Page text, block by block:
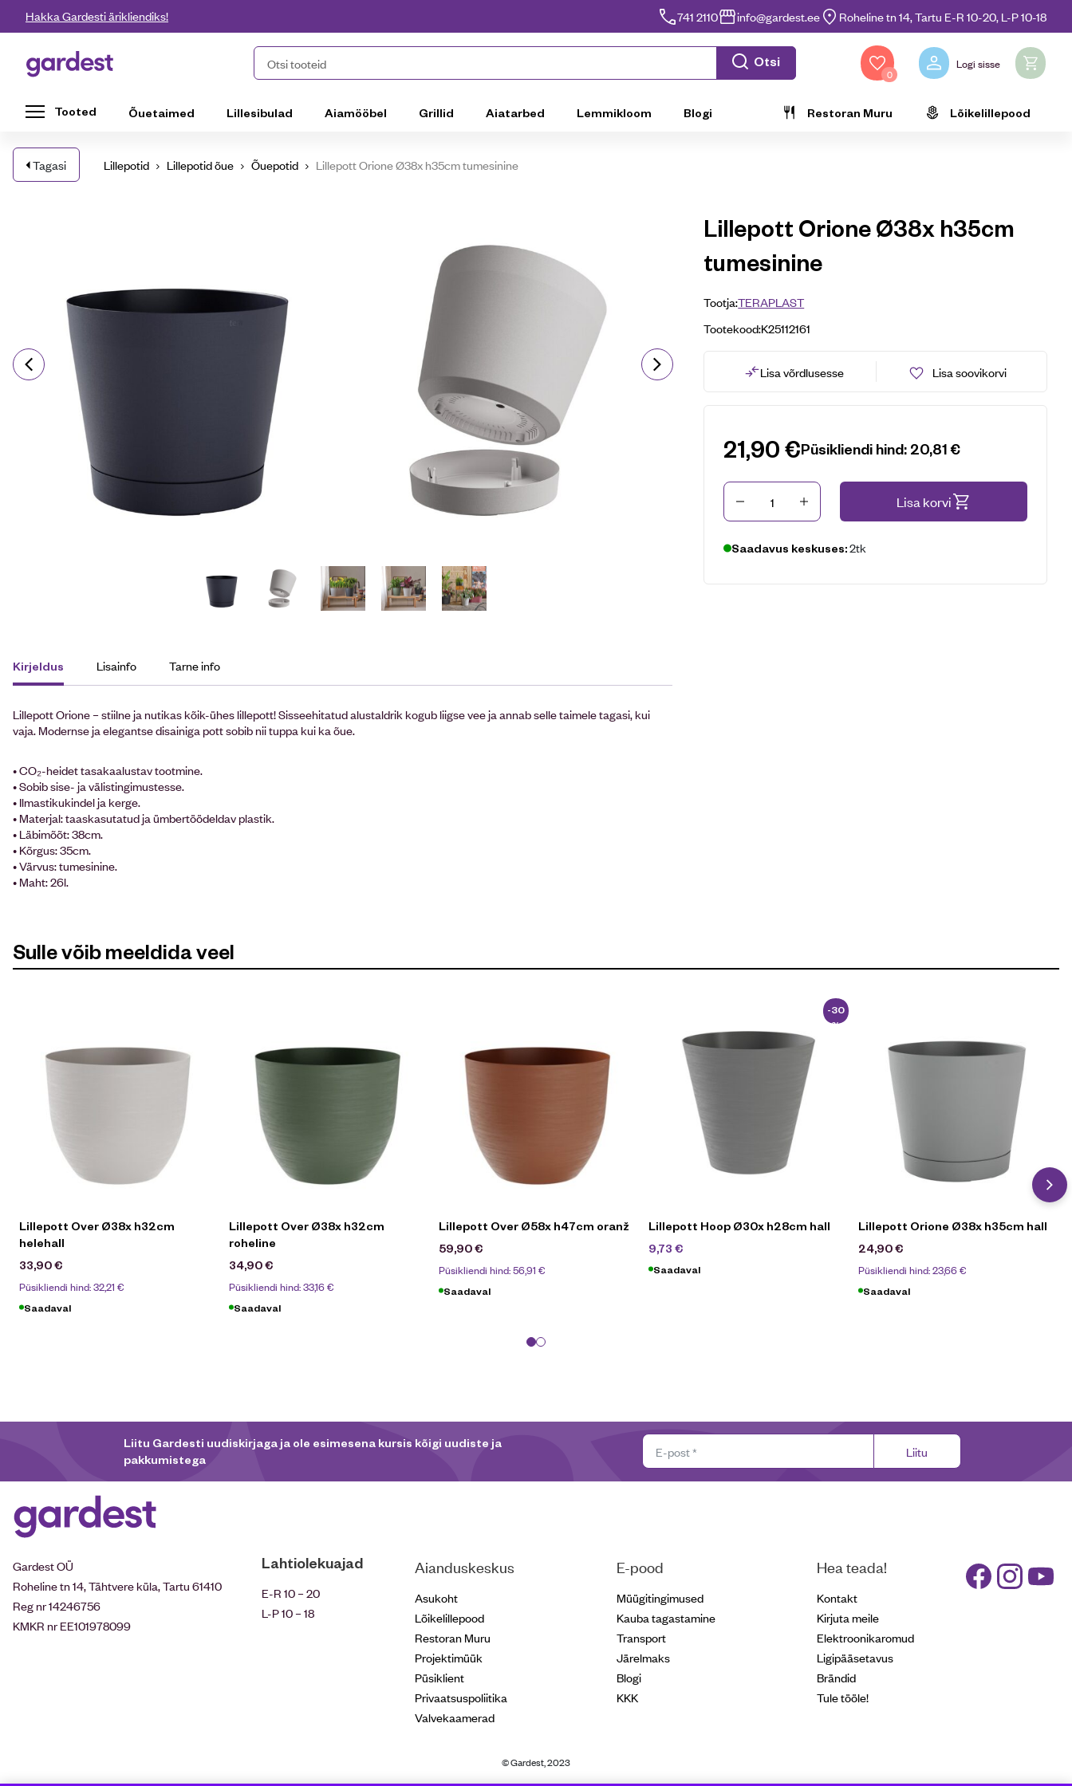
Liigu edasi põhisisu juurde
Hakka Gardesti ärikliendiks! 741 2110 info@gardest.ee Roheline tn 14, Tartu E-R 10-20, L-P 10-18
Gardest Otsi tooteid Otsi
0
Logi sisse
Tooted Õuetaimed Lillesibulad Aiamööbel Grillid Aiatarbed Lemmikloom Blogi Restoran Muru Lõikelillepood
Tagasi Lillepotid Lillepotid õue Õuepotid Lillepott Orione Ø38x h35cm tumesinine
Kirjeldus Lisainfo Tarne info
Lillepott Orione – stiilne ja nutikas kõik-ühes lillepott! Sisseehitatud alustaldrik kogub liigse vee ja annab selle taimele tagasi, kui
vaja. Modernse ja elegantse disainiga pott sobib nii tuppa kui ka õue.
• CO₂-heidet tasakaalustav tootmine.
• Sobib sise- ja välistingimustesse.
• Ilmastikukindel ja kerge.
• Materjal: taaskasutatud ja ümbertöödeldav plastik.
• Läbimõõt: 38cm.
• Kõrgus: 35cm.
• Värvus: tumesinine.
• Maht: 26l.
Lillepott Orione Ø38x h35cm
tumesinine
Tootja:TERAPLAST
Tootekood:K25112161
Lisa võrdlusesse Lisa soovikorvi
21,90€Püsikliendi hind: 20,81€
Kogus Lisa korvi
Saadavus keskuses:2tk
Sulle võib meeldida veel
Lillepott Over Ø38x h32cm
helehall
33,90€
Püsikliendi hind:32,21 €
Saadaval
Lillepott Over Ø38x h32cm
roheline
34,90€
Püsikliendi hind:33,16€
Saadaval
Lillepott Over Ø58x h47cm oranž
59,90€
Püsikliendi hind:56,91 €
Saadaval
-30
%
Lillepott Hoop Ø30x h28cm hall
9,73 €
Saadaval
Lillepott Orione Ø38x h35cm hall
24,90€
Püsikliendi hind:23,66€
Saadaval
Liitu Gardesti uudiskirjaga ja ole esimesena kursis kõigi uudiste ja
pakkumistega
Liitu
Gardest OÜ
Roheline tn 14, Tähtvere küla, Tartu 61410
Reg nr 14246756
KMKR nr EE101978099
Lahtiolekuajad
E-R 10 – 20
L-P 10 – 18
Aianduskeskus
Asukoht
Lõikelillepood
Restoran Muru
Projektimüük
Püsiklient
Privaatsuspoliitika
Valvekaamerad
E-pood
Müügitingimused
Kauba tagastamine
Transport
Järelmaks
Blogi
KKK
Hea teada!
Kontakt
Kirjuta meile
Elektroonikaromud
Ligipääsetavus
Brändid
Tule tööle!
© Gardest, 2023